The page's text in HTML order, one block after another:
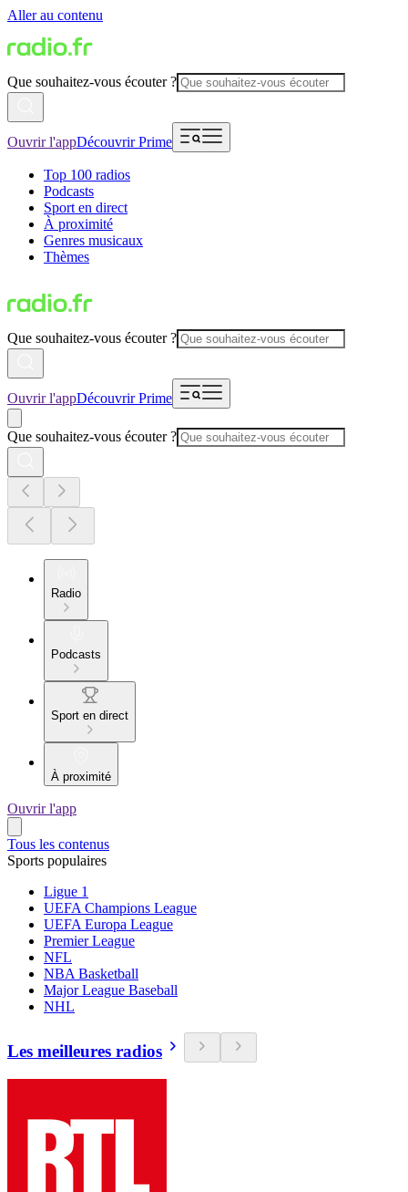
Aller au contenu
Que souhaitez-vous écouter ?
Ouvrir l'appDécouvrir Prime
Top 100 radios
Podcasts
Sport en direct
À proximité
Genres musicaux
Thèmes
Que souhaitez-vous écouter ?
Ouvrir l'appDécouvrir Prime
Que souhaitez-vous écouter ?
Radio
Podcasts
Sport en direct
À proximité
Ouvrir l'app
Tous les contenus
Sports populaires
Ligue 1
UEFA Champions League
UEFA Europa League
Premier League
NFL
NBA Basketball
Major League Baseball
NHL
Les meilleures radios